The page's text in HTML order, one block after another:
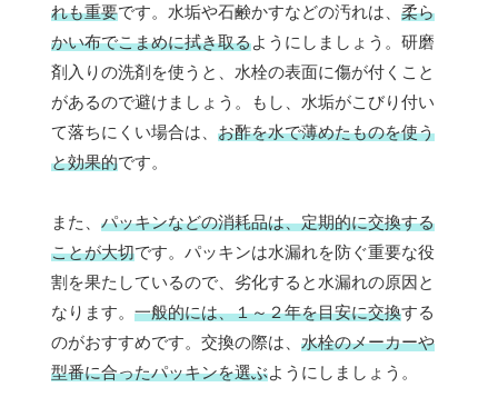
れも重要です。水垢や石鹸かすなどの汚れは、 柔ら
かい布でこまめに拭き取るようにしましょう。研磨
剤入りの洗剤を使うと、水栓の表面に傷が付くこと
があるので避けましょう。もし、水垢がこびり付い
て落ちにくい場合は、 お酢を水で薄めたものを使う
と効果的です。
また、 パッキンなどの消耗品は、定期的に交換する
ことが大切です。パッキンは水漏れを防ぐ重要な役
割を果たしているので、劣化すると水漏れの原因と
なります。 一般的には、１～２年を目安に交換する
のがおすすめです。交換の際は、 水栓のメーカーや
型番に合ったパッキンを選ぶようにしましょう。